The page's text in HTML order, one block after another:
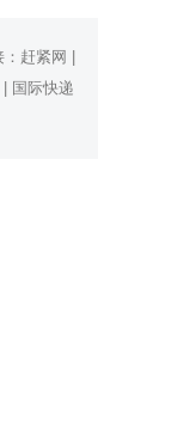
赶紧网
国际快递